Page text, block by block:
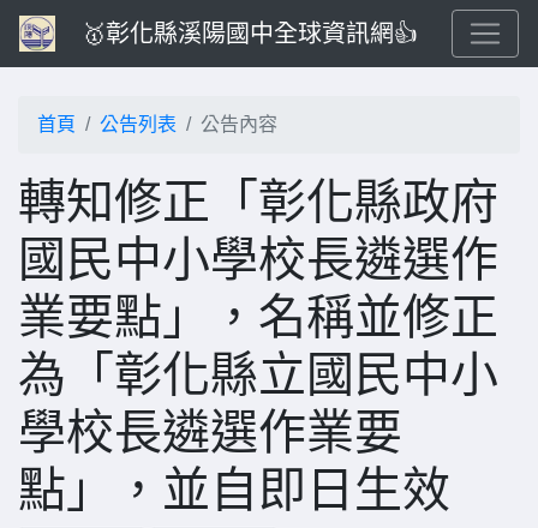
🥇彰化縣溪陽國中全球資訊網👍
首頁 公告列表 公告內容
轉知修正「彰化縣政府
國民中小學校長遴選作
業要點」，名稱並修正
為「彰化縣立國民中小
學校長遴選作業要
點」，並自即日生效